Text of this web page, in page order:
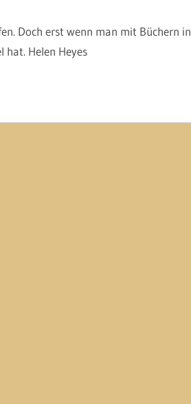
Doch erst wenn man mit Büchern in
Helen Heyes